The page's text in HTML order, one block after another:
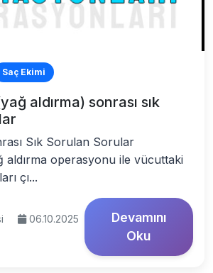
Saç Ekimi
aldırma) sonrası sık
Sık Sorulan Sorular
aldırma operasyonu ile vücuttaki
çı...
06.10.2025
Devamını
Oku